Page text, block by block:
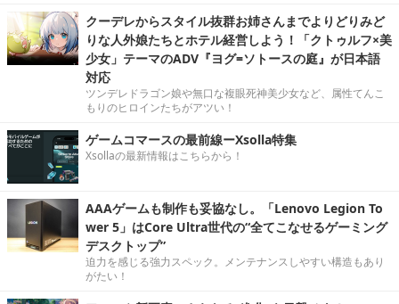
クーデレからスタイル抜群お姉さんまでよりどりみど
りな人外娘たちとホテル経営しよう！「クトゥルフ×美
少女」テーマのADV『ヨグ=ソトースの庭』が日本語
対応
ツンデレドラゴン娘や無口な複眼死神美少女など、属性てんこ
もりのヒロインたちがアツい！
ゲームコマースの最前線ーXsolla特集
Xsollaの最新情報はこちらから！
AAAゲームも制作も妥協なし。「Lenovo Legion To
wer 5」はCore Ultra世代の“全てこなせるゲーミング
デスクトップ”
迫力を感じる強力スペック。メンテナンスしやすい構造もあり
がたい！